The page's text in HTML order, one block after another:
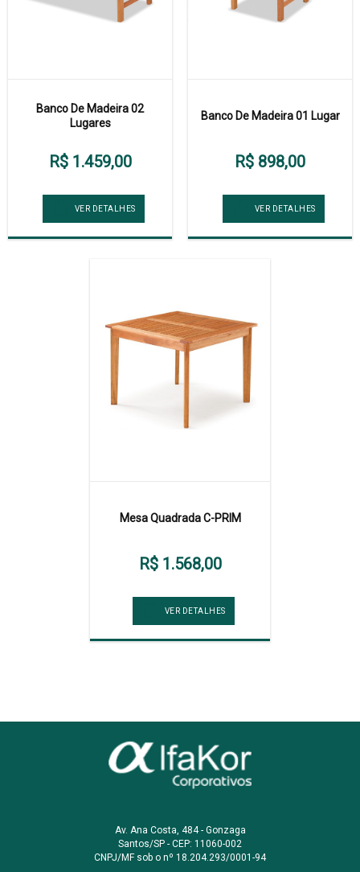
Banco De Madeira 02
Lugares
R$ 1.459,00
VER DETALHES
Banco De Madeira 01 Lugar
R$ 898,00
VER DETALHES
Mesa Quadrada C-PRIM
R$ 1.568,00
VER DETALHES
Av. Ana Costa, 484 - Gonzaga
Santos/SP - CEP: 11060-002
CNPJ/MF sob o nº 18.204.293/0001-94